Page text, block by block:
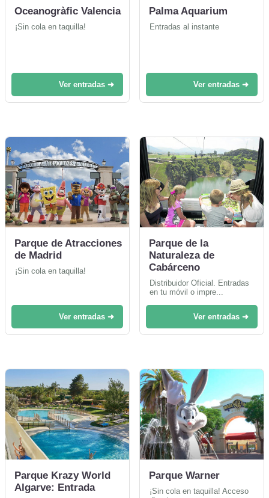
Oceanogràfic Valencia
¡Sin cola en taquilla!
Ver entradas ➜
Palma Aquarium
Entradas al instante
Ver entradas ➜
Parque de Atracciones
de Madrid
¡Sin cola en taquilla!
Ver entradas ➜
Parque de la
Naturaleza de
Cabárceno
Distribuidor Oficial. Entradas
en tu móvil o impre...
Ver entradas ➜
Parque Krazy World
Algarve: Entrada
Parque Warner
¡Sin cola en taquilla! Acceso